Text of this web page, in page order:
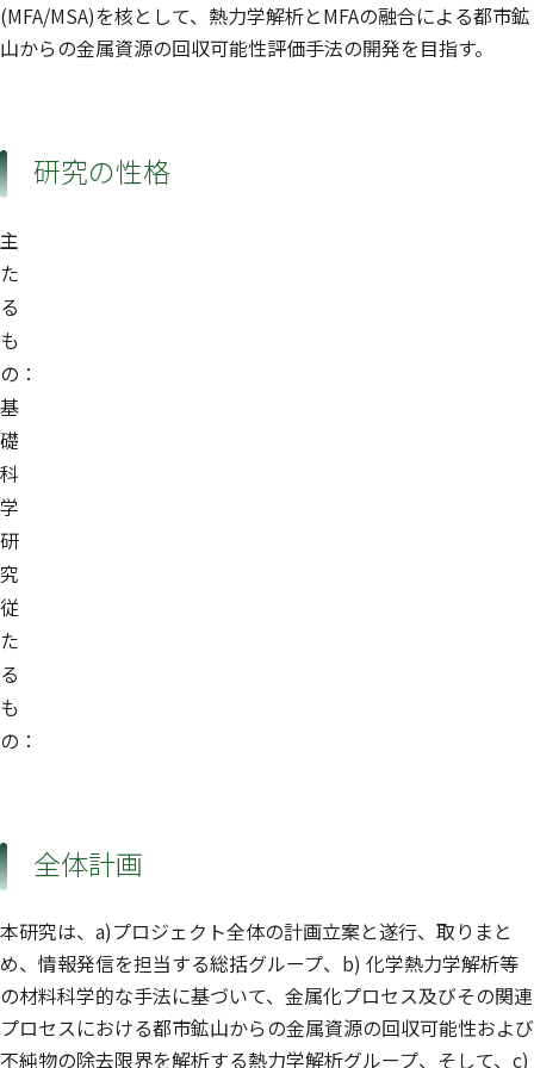
(MFA/MSA)を核として、熱力学解析とMFAの融合による都市鉱
山からの金属資源の回収可能性評価手法の開発を目指す。
研究の性格
主
た
る
も
の：
基
礎
科
学
研
究
従
た
る
も
の：
全体計画
本研究は、a)プロジェクト全体の計画立案と遂行、取りまと
め、情報発信を担当する総括グループ、b) 化学熱力学解析等
の材料科学的な手法に基づいて、金属化プロセス及びその関連
プロセスにおける都市鉱山からの金属資源の回収可能性および
不純物の除去限界を解析する熱力学解析グループ、そして、c)